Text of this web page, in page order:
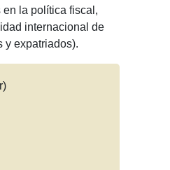
la política fiscal,
internacional de
y expatriados).